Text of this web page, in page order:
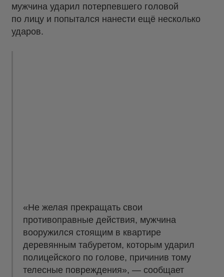
мужчина ударил потерпевшего головой
по лицу и попытался нанести ещё несколько
ударов.
«Не желая прекращать свои
противоправные действия, мужчина
вооружился стоящим в квартире
деревянным табуретом, которым ударил
полицейского по голове, причинив тому
телесные повреждения», — сообщает